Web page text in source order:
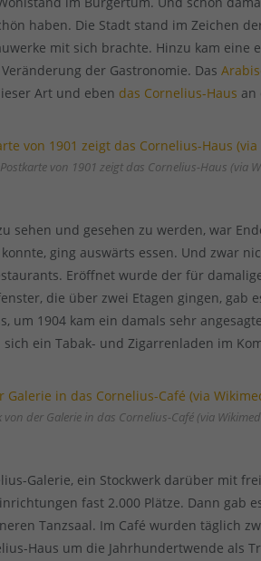
haben. Die Stadt stand im Zeichen
mit sich brachte. Hinzu kam eine
der Gastronomie. Das
Art und eben das Cornelius-Haus an
von 1901 zeigt das Cornelius-Haus (via
sehen und gesehen zu werden, war
ging auswärts essen. Und zwar
Eröffnet wurde der für
die über zwei Etagen gingen, gab
um 1904 kam ein damals sehr
ein Tabak- und Zigarrenladen im
von der Galerie in das Cornelius-Café (via
Galerie, ein Stockwerk darüber mit
fast 2.000 Plätze. Dann gab
Tanzsaal. Im Café wurden täglich
Haus um die Jahrhundertwende als